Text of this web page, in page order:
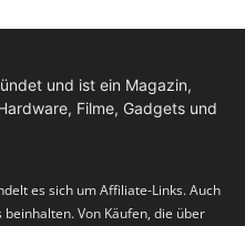
und ist ein Magazin,
Filme, Gadgets und
es sich um Affiliate-Links. Auch
Von Käufen, die über